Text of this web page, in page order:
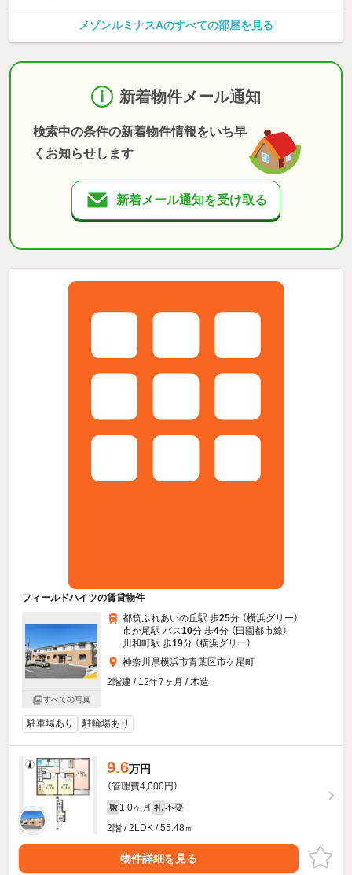
メゾンルミナスAのすべての部屋を見る
新着物件メール通知
検索中の条件の新着物件情報をいち早
くお知らせします
新着メール通知を受け取る
フィールドハイツの賃貸物件
すべての写真
都筑ふれあいの丘駅 歩25分 （横浜グリー）
市が尾駅 バス10分 歩4分 （田園都市線）
川和町駅 歩19分 （横浜グリー）
神奈川県横浜市青葉区市ケ尾町
2階建 / 12年7ヶ月 / 木造
駐車場あり 駐輪場あり
9.6万円
（管理費4,000円）
敷 1.0ヶ月 礼 不要
2階 / 2LDK / 55.48㎡
物件詳細を見る